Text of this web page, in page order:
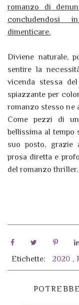
romanzo di
concludendosi
dimenticare.
Diviene naturale,
sentire la
vicenda stessa
spiazzante per
romanzo stesso ne
Come pezzi di
bellissima al tempo
suo posto, grazie
prosa diretta e
del romanzo thriller.
Etichette: 2020 ,